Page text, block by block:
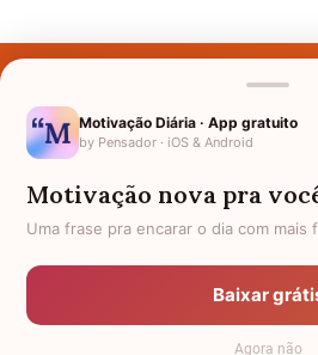
Nomes pelo
Política de
Anuncie
Motivação Diária · App gratuito
by Pensador · iOS & Android
Motivação nova pra
Uma frase pra encarar o dia com mais
Baixar
Agora não